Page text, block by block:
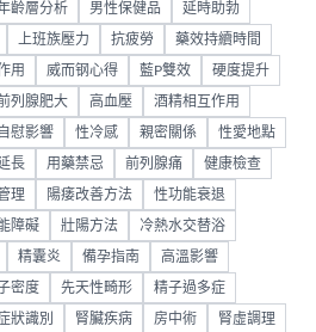
齡層分析 男性保健品 延時助勃
上班族壓力 抗疲勞 藥效持續時間
用 威而钢心得 藍P雙效 硬度提升
列腺肥大 高血壓 酒精相互作用
自慰影響 性冷感 親密關係 性愛地點
長 用藥禁忌 前列腺痛 健康檢查
理 陽痿改善方法 性功能衰退
障礙 壯陽方法 冷熱水交替浴
精囊炎 備孕指南 高溫影響
密度 先天性畸形 精子過多症
狀識別 腎臟疾病 房中術 腎虛調理